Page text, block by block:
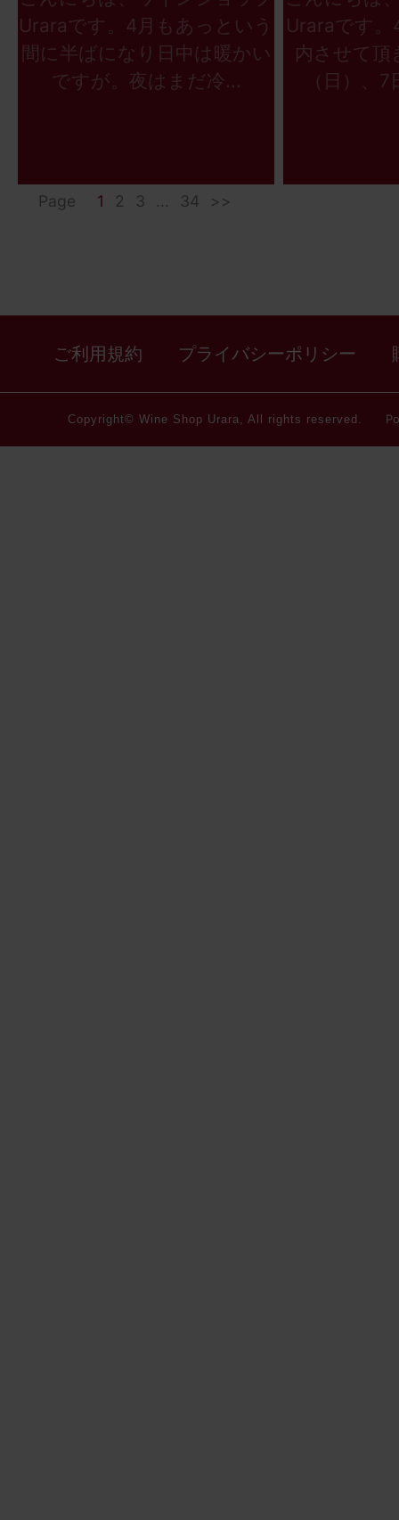
Uraraです。4月もあっという
間に半ばになり日中は暖かい
ですが。夜はまだ冷...
Uraraです。
内させて頂
（日）、
Page 1 2 3 ... 34 >>
ご利用規約 プライバシーポリシー
Copyright© Wine Shop Urara, All rights reserved.